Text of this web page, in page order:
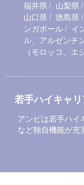
福井県 / 山梨県 /
山口県 / 徳島県 /
ンガポール / イ
ル、アルゼンチ
（モロッコ、エ
若手ハイキャ
アンビは若手ハイ
など独自機能が充